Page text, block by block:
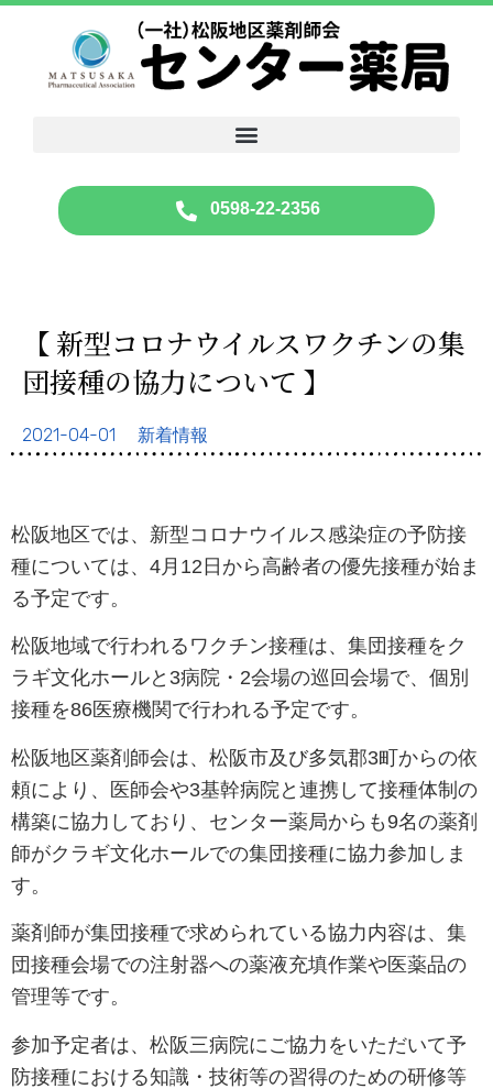
0598-22-2356
【 新型コロナウイルスワクチンの集
団接種の協力について 】
2021-04-01 新着情報
松阪地区では、新型コロナウイルス感染症の予防接
種については、4月12日から高齢者の優先接種が始ま
る予定です。
松阪地域で行われるワクチン接種は、集団接種をク
ラギ文化ホールと3病院・2会場の巡回会場で、個別
接種を86医療機関で行われる予定です。
松阪地区薬剤師会は、松阪市及び多気郡3町からの依
頼により、医師会や3基幹病院と連携して接種体制の
構築に協力しており、センター薬局からも9名の薬剤
師がクラギ文化ホールでの集団接種に協力参加しま
す。
薬剤師が集団接種で求められている協力内容は、集
団接種会場での注射器への薬液充填作業や医薬品の
管理等です。
参加予定者は、松阪三病院にご協力をいただいて予
防接種における知識・技術等の習得のための研修等